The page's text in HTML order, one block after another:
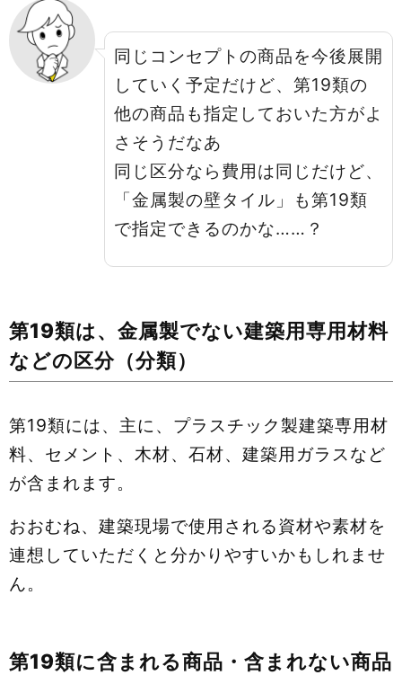
同じコンセプトの商品を今後展開
していく予定だけど、第19類の
他の商品も指定しておいた方がよ
さそうだなあ
同じ区分なら費用は同じだけど、
「金属製の壁タイル」も第19類
で指定できるのかな……？
第19類は、金属製でない建築用専用材料
などの区分（分類）
第19類には、主に、プラスチック製建築専用材
料、セメント、木材、石材、建築用ガラスなど
が含まれます。
おおむね、建築現場で使用される資材や素材を
連想していただくと分かりやすいかもしれませ
ん。
第19類に含まれる商品・含まれない商品